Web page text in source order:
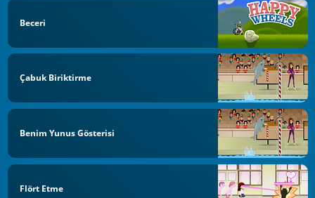
Beceri
Çabuk Biriktirme
Benim Yunus Gösterisi
Flört Etme